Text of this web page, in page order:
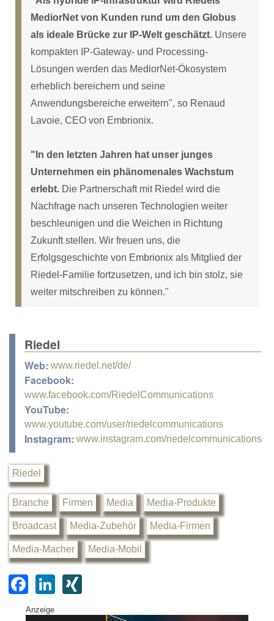
MediorNet von Kunden rund um den Globus
als ideale Brücke zur IP-Welt geschätzt. Unsere
kompakten IP-Gateway- und Processing-
Lösungen werden das MediorNet-Ökosystem
erheblich bereichern und seine
Anwendungsbereiche erweitern", so Renaud
Lavoie, CEO von Embrionix.
"In den letzten Jahren hat unser junges
Unternehmen ein phänomenales Wachstum
erlebt. Die Partnerschaft mit Riedel wird die
Nachfrage nach unseren Technologien weiter
beschleunigen und die Weichen in Richtung
Zukunft stellen. Wir freuen uns, die
Erfolgsgeschichte von Embrionix als Mitglied der
Riedel-Familie fortzusetzen, und ich bin stolz, sie
weiter mitschreiben zu können."
Riedel
Web: www.riedel.net/de/
Facebook:
www.facebook.com/RiedelCommunications
YouTube:
www.youtube.com/user/riedelcommunications
Instagram: www.instagram.com/riedelcommunications
Riedel
Branche Firmen Media Media-Produkte
Broadcast Media-Zubehör Media-Firmen
Media-Macher Media-Mobil
F
a
Li
Anzeige